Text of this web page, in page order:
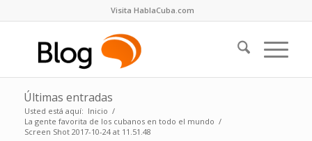
Visita HablaCuba.com
Últimas entradas
Usted está aquí: Inicio /
La gente favorita de los cubanos en todo el mundo /
Screen Shot 2017-10-24 at 11.51.48